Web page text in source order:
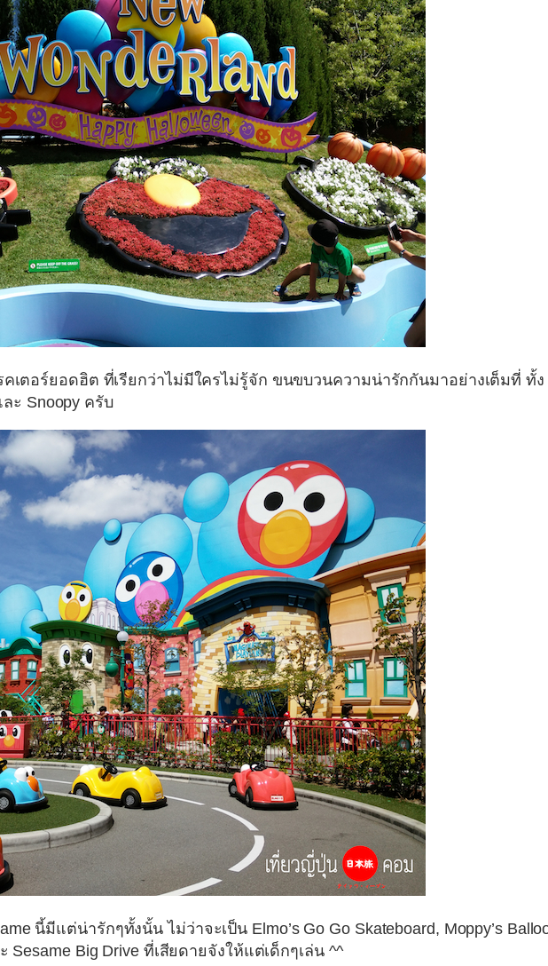
คเตอร์ยอดฮิต ที่เรียกว่าไม่มีใครไม่รู้จัก ขนขบวนความน่ารักกันมาอย่างเต็มที่ ทั้ง
ละ Snoopy ครับ
นี้มีแต่น่ารักๆทั้งนั้น ไม่ว่าจะเป็น Elmo’s Go Go Skateboard, Moppy’s
Big Drive ที่เสียดายจังให้แต่เด็กๆเล่น ^^